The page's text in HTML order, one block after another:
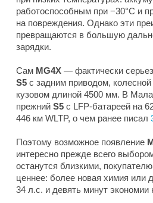
работоспособным при −30°C и
на повреждения. Однако эти
превращаются в большую
зарядки.
Сам MG4X — фактически
S5 с задним приводом,
кузовом длиной 4500 мм. В
прежний S5 с LFP-батареей на
446 км WLTP, о чем ранее писал
Поэтому возможное появление
интересно прежде всего
останутся близкими,
ценнее: более новая химия или
34 л.с. и девять минут экономии